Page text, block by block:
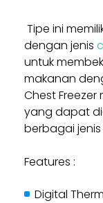
Tipe ini
dengan jenis
untuk
makanan
Chest
yang dapat
berbagai
Features :
Digital